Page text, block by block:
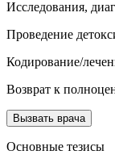
Исследования,
Проведение
Кодирование/
Возврат к
Вызвать врача
Основные тезисы